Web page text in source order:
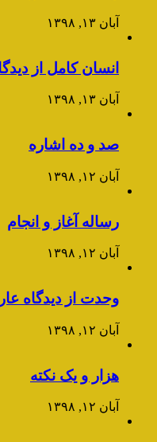
آبان ۱۳, ۱۳۹۸
انسان کامل از
آبان ۱۳, ۱۳۹۸
صد و ده اشاره
آبان ۱۲, ۱۳۹۸
رساله آغاز و انجام
آبان ۱۲, ۱۳۹۸
وحدت از دیدگاه
آبان ۱۲, ۱۳۹۸
هزار و یک نکته
آبان ۱۲, ۱۳۹۸